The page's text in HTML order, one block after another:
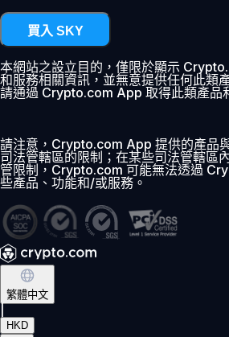
買入 SKY
本網站之設立目的，僅限於顯示
和服務相關資訊，並無意提供任何此類
請通過 Crypto.com App 取得此類產品
請注意，Crypto.com App 提供的產品
司法管轄區的限制；在某些司法管轄區
管限制，Crypto.com 可能無法透過
些產品、功能和/或服務。
繁體中文
HKD